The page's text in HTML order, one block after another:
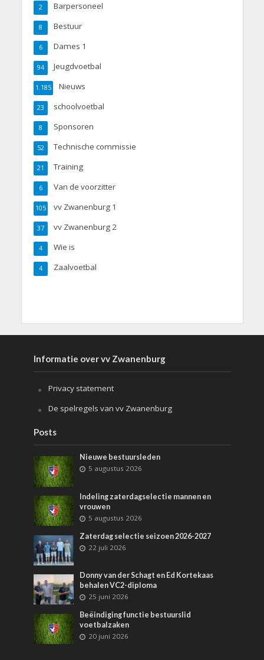
Barpersoneel
2
Bestuur
8
Dames 1
6
Jeugdvoetbal
94
Nieuws
1.185
schoolvoetbal
23
Sponsoren
8
Technische commissie
52
Training
21
Van de voorzitter
6
vv Zwanenburg 1
105
vv Zwanenburg 2
37
Wie is
4
Zaalvoetbal
4
Informatie over vv Zwanenburg
Privacy statement
De spelregels van vv Zwanenburg
Posts
Nieuwe bestuursleden
5 augustus 2026
Indeling zaterdagselectie mannen en
vrouwen
5 augustus 2026
Zaterdag selectie seizoen 2026-2027
22 juli 2026
Donny van der Schagt en Ed Kortekaas
behalen VC2-diploma
25 juni 2026
Beëindiging functie bestuurslid
voetbalzaken
20 juni 2026